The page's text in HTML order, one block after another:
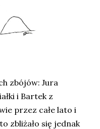
zbójów: Jura
i Bartek z
przez całe lato i
zbliżało się jednak